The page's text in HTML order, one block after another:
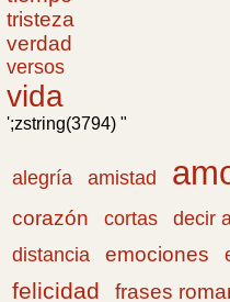
tristeza
verdad
versos
vida
';zstring(3794) "
alegría amistad
corazón
cortas decir
distancia emociones
felicidad frases